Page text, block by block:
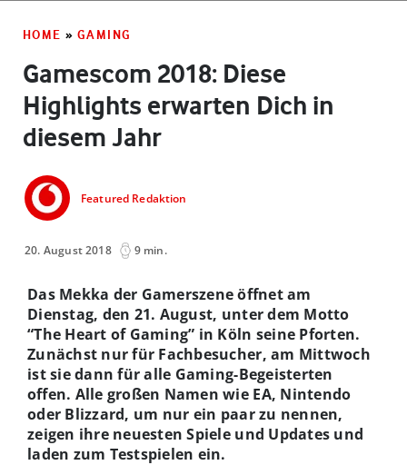
HOME » GAMING
Gamescom 2018: Diese
Highlights erwarten Dich in
diesem Jahr
Featured Redaktion
20. August 2018 9 min.
Das Mekka der Gamerszene öffnet am
Dienstag, den 21. August, unter dem Motto
“The Heart of Gaming” in Köln seine Pforten.
Zunächst nur für Fachbesucher, am Mittwoch
ist sie dann für alle Gaming-Begeisterten
offen. Alle großen Namen wie EA, Nintendo
oder Blizzard, um nur ein paar zu nennen,
zeigen ihre neuesten Spiele und Updates und
laden zum Testspielen ein.